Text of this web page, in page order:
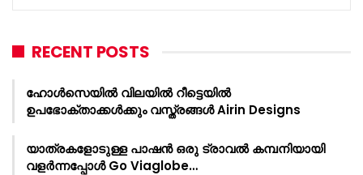
RECENT POSTS
ഹോൾസെയിൽ വിലയിൽ റീട്ടെയിൽ
ഉപഭോക്താക്കൾക്കും വസ്ത്രങ്ങൾ Airin Designs
യാത്രകളോടുള്ള പാഷൻ ഒരു ട്രാവൽ കമ്പനിയായി
വളർന്നപ്പോൾ Go Viaglobe…